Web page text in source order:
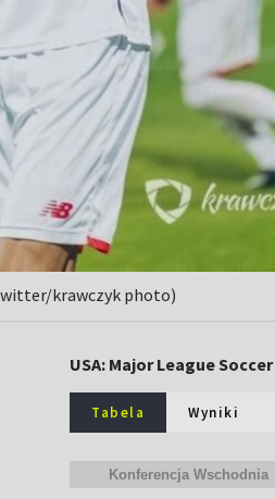
krawczyk photo)
USA: Major League Soccer
Tabela Wyniki